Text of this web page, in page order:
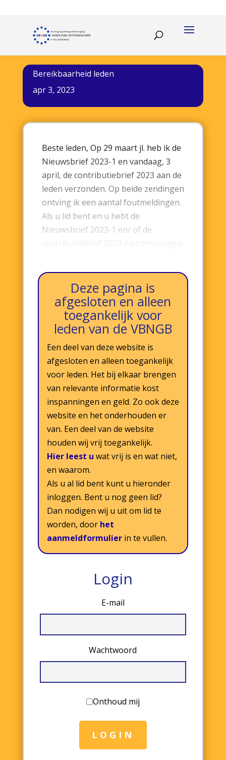
Bereikbaarheid leden
apr 3, 2023
Beste leden, Op 29 maart jl. heb ik de
Nieuwsbrief 2023-1 en vandaag, 3
april, de contributiebrief 2023 aan de
leden verzonden. Op beide zendingen
ontving ik een aantal foutmeldingen.
Als u lid bent en u hebt de
Nieuwsbrief 2023-1 en/ of de
contributiebrief 2023 niet ontvangen,
Deze pagina is
afgesloten en alleen
toegankelijk voor
leden van de VBNGB
Een deel van deze website is
afgesloten en alleen toegankelijk
voor leden. Het bij elkaar brengen
van relevante informatie kost
inspanningen en geld. Zo ook deze
website en het onderhouden er
van. Een deel van de website
houden wij vrij toegankelijk.
Hier leest u wat vrij is en wat niet,
en waarom.
Als u al lid bent kunt u hieronder
inloggen. Bent u nog geen lid?
Dan nodigen wij u uit om lid te
worden, door het
aanmeldformulierin te vullen.
Login
E-mail
Wachtwoord
Onthoud mij
LOGIN